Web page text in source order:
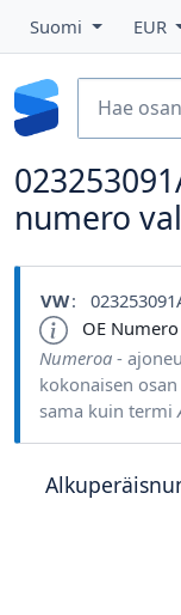
Suomi EUR
numero
VW:
OE Numero
Numeroa -
kokonaisen
sama kuin termi